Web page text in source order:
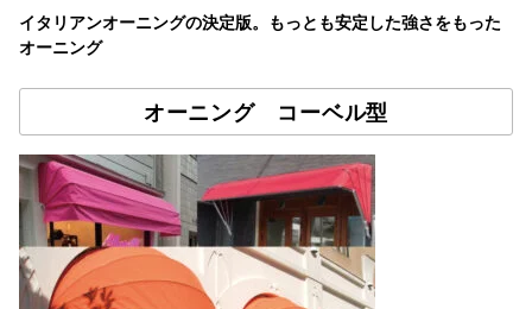
イタリアンオーニングの決定版。もっとも安定した強さをもった
オーニング
オーニング コーベル型